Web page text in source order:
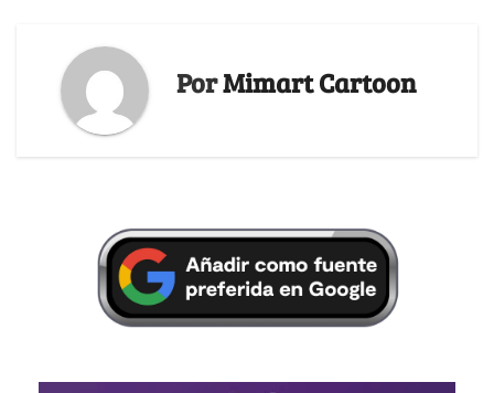
PorMimart Cartoon